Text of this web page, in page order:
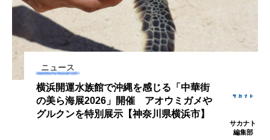
＜ツバメウオ＞は意外
と美味しい！ “でかい
鰭”が特徴的な魚を実
際に食べてみた
椎名まさ
2026.08.05
＜なぜ釣り人は魚拓を
とるのか？＞ 魚拓が
もつ不思議な力──祖
父と子の魚拓からその
清水む
キーワードから探す
ニュース
横浜開運水族館で沖縄を感じる「中華街
の美ら海展2026」開催 アオウミガメや
グルクンを特別展示【神奈川県横浜市】
サカナト
編集部